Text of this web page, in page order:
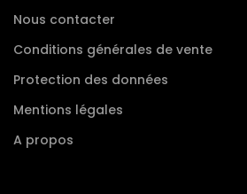
Nous contacter
Conditions générales de vente
Protection des données
Mentions légales
A propos